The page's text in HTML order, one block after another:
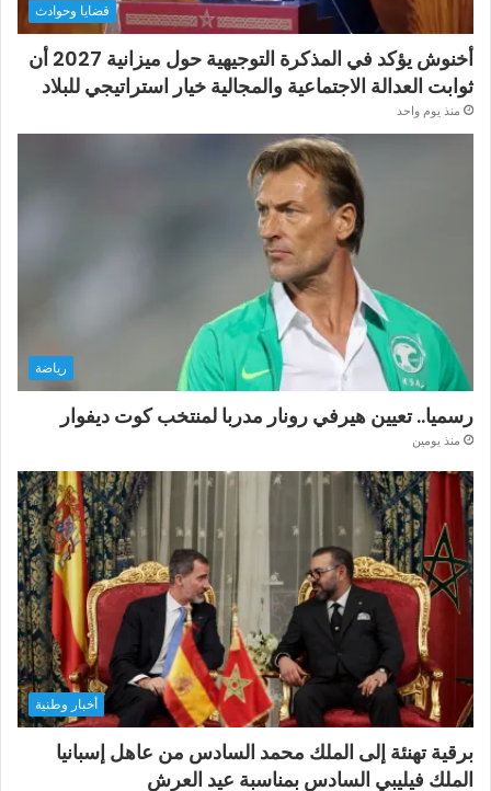
قضايا وحوادث
أخنوش يؤكد في المذكرة التوجيهية حول ميزانية 2027 أن
ثوابت العدالة الاجتماعية والمجالية خيار استراتيجي للبلاد
منذ يوم واحد
رياضة
رسميا.. تعيين هيرفي رونار مدربا لمنتخب كوت ديفوار
منذ يومين
أخبار وطنية
برقية تهنئة إلى الملك محمد السادس من عاهل إسبانيا
الملك فيليبي السادس بمناسبة عيد العرش